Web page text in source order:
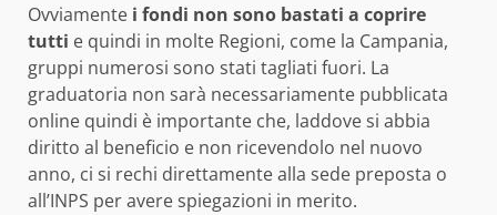
Ovviamente i fondi non sono bastati a coprire
tutti e quindi in molte Regioni, come la Campania,
gruppi numerosi sono stati tagliati fuori. La
graduatoria non sarà necessariamente pubblicata
online quindi è importante che, laddove si abbia
diritto al beneficio e non ricevendolo nel nuovo
anno, ci si rechi direttamente alla sede preposta o
all’INPS per avere spiegazioni in merito.